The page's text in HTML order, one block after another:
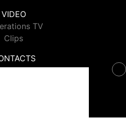
VIDEO
TV
Clips
Generations